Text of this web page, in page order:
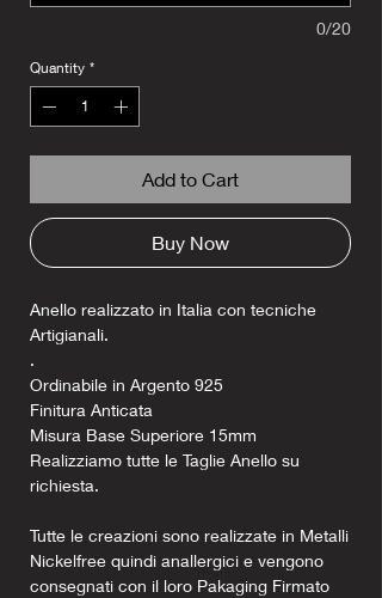
0/20
Quantity *
Add to Cart
Buy Now
Anello realizzato in Italia con tecniche
Artigianali.
.
Ordinabile in Argento 925
Finitura Anticata
Misura Base Superiore 15mm
Realizziamo tutte le Taglie Anello su
richiesta.
Tutte le creazioni sono realizzate in Metalli
Nickelfree quindi anallergici e vengono
consegnati con il loro Pakaging Firmato